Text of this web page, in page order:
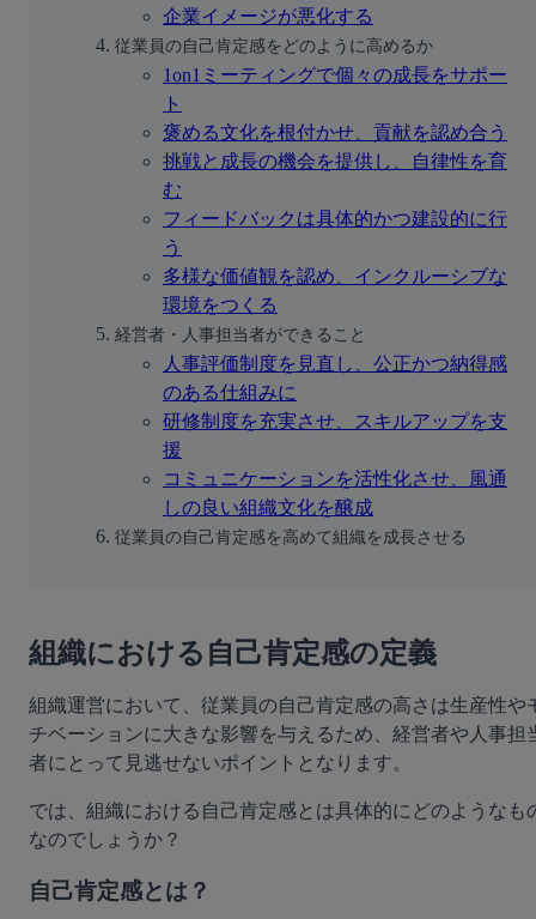
企業イメージが悪化する
従業員の自己肯定感をどのように高めるか
1on1ミーティングで個々の成長をサポー
ト
褒める文化を根付かせ、貢献を認め合う
挑戦と成長の機会を提供し、自律性を育
む
フィードバックは具体的かつ建設的に行
う
多様な価値観を認め、インクルーシブな
環境をつくる
経営者・人事担当者ができること
人事評価制度を見直し、公正かつ納得感
のある仕組みに
研修制度を充実させ、スキルアップを支
援
コミュニケーションを活性化させ、風通
しの良い組織文化を醸成
従業員の自己肯定感を高めて組織を成長させる
組織における自己肯定感の定義
組織運営において、従業員の自己肯定感の高さは生産性や
チベーションに大きな影響を与えるため、経営者や人事担
者にとって見逃せないポイントとなります。
では、組織における自己肯定感とは具体的にどのようなも
なのでしょうか？
自己肯定感とは？